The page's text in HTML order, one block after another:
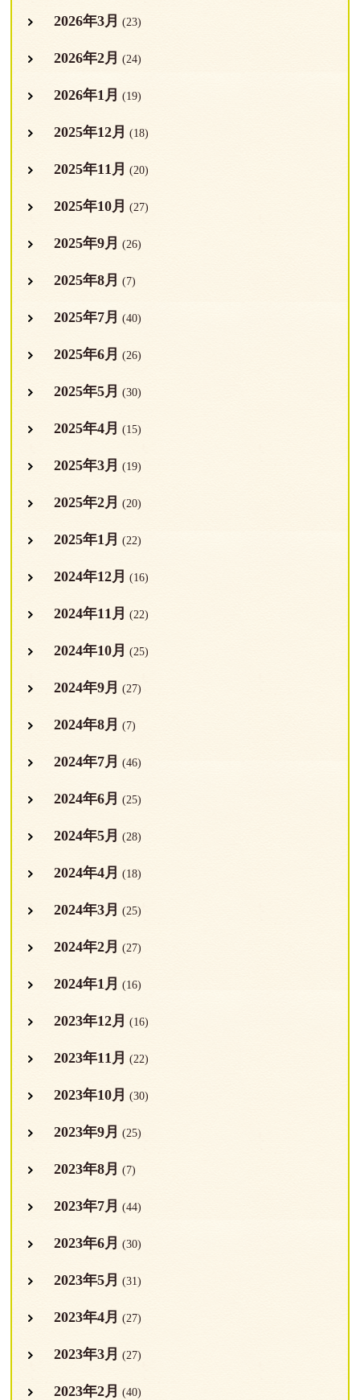
2026年3月 (23)
2026年2月 (24)
2026年1月 (19)
2025年12月 (18)
2025年11月 (20)
2025年10月 (27)
2025年9月 (26)
2025年8月 (7)
2025年7月 (40)
2025年6月 (26)
2025年5月 (30)
2025年4月 (15)
2025年3月 (19)
2025年2月 (20)
2025年1月 (22)
2024年12月 (16)
2024年11月 (22)
2024年10月 (25)
2024年9月 (27)
2024年8月 (7)
2024年7月 (46)
2024年6月 (25)
2024年5月 (28)
2024年4月 (18)
2024年3月 (25)
2024年2月 (27)
2024年1月 (16)
2023年12月 (16)
2023年11月 (22)
2023年10月 (30)
2023年9月 (25)
2023年8月 (7)
2023年7月 (44)
2023年6月 (30)
2023年5月 (31)
2023年4月 (27)
2023年3月 (27)
2023年2月 (40)